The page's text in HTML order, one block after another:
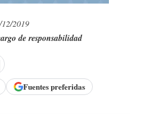
2019
de responsabilidad
Fuentes preferidas